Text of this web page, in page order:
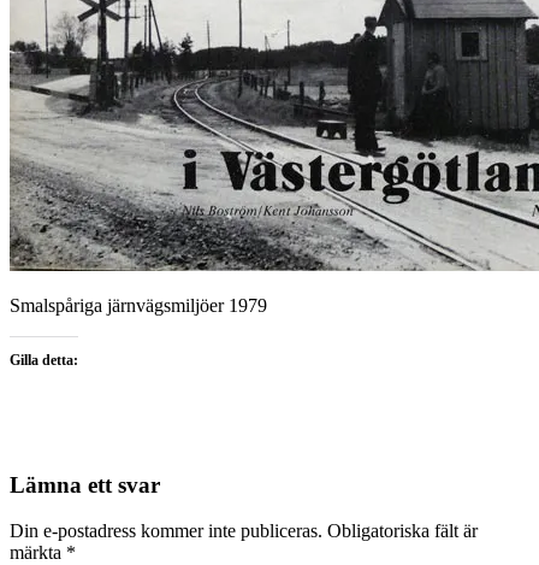
Smalspåriga järnvägsmiljöer 1979
Gilla detta:
Lämna ett svar
Din e-postadress kommer inte publiceras. Obligatoriska fält är
märkta *